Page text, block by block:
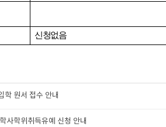
신청없음
학 원서 접수 안내
사학위취득유예 신청 안내